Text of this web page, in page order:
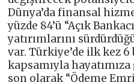
Dünya’da finansal
yüzde 84’ü “Açık
yatırımlarını
var. Türkiye’de ilk kez 6
kapsamıyla hayatımıza
son olarak “Ödeme